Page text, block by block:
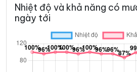
Nhiệt độ và khả năng có
ngày tới